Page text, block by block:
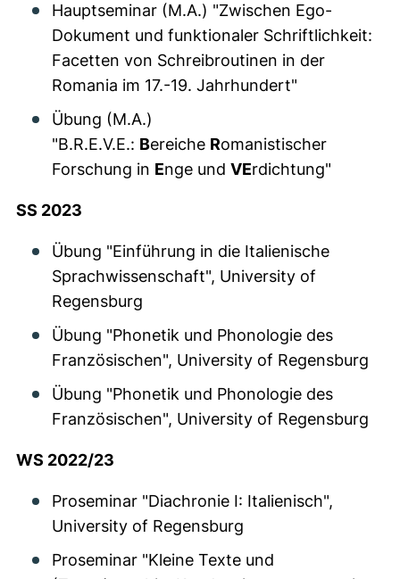
Hauptseminar (M.A.) "Zwischen Ego-
Dokument und funktionaler Schriftlichkeit:
Facetten von Schreibroutinen in der
Romania im 17.-19. Jahrhundert"
Übung (M.A.)
"B.R.E.V.E.: Bereiche Romanistischer
Forschung in Enge und VErdichtung"
SS 2023
Übung "Einführung in die Italienische
Sprachwissenschaft", University of
Regensburg
Übung "Phonetik und Phonologie des
Französischen", University of Regensburg
Übung "Phonetik und Phonologie des
Französischen", University of Regensburg
WS 2022/23
Proseminar "Diachronie I: Italienisch",
University of Regensburg
Proseminar "Kleine Texte und